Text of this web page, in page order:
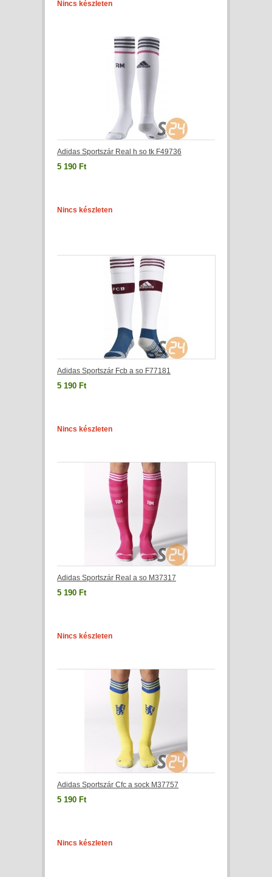
Nincs készleten
Adidas Sportszár Real h so tk F49736
5 190 Ft
Nincs készleten
Adidas Sportszár Fcb a so F77181
5 190 Ft
Nincs készleten
Adidas Sportszár Real a so M37317
5 190 Ft
Nincs készleten
Adidas Sportszár Cfc a sock M37757
5 190 Ft
Nincs készleten